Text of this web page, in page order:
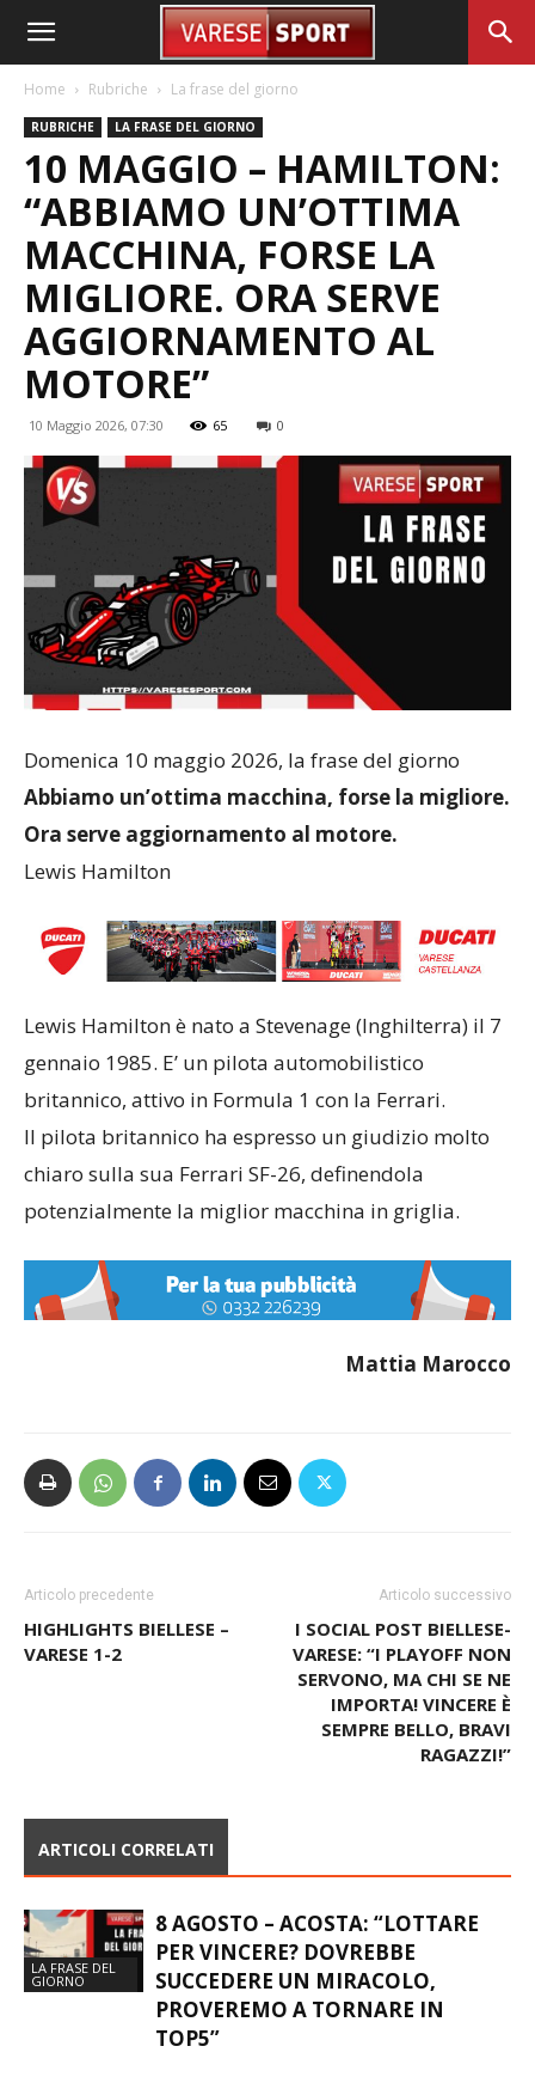
Home Rubriche La frase del giorno
RUBRICHE LA FRASE DEL GIORNO
10 MAGGIO – HAMILTON:
“ABBIAMO UN’OTTIMA
MACCHINA, FORSE LA
MIGLIORE. ORA SERVE
AGGIORNAMENTO AL
MOTORE”
10 Maggio 2026, 07:30 65 0
Domenica 10 maggio 2026, la frase del giorno
Abbiamo un’ottima macchina, forse la migliore.
Ora serve aggiornamento al motore.
Lewis Hamilton
Lewis Hamilton è nato a Stevenage (Inghilterra) il 7
gennaio 1985. E’ un pilota automobilistico
britannico, attivo in Formula 1 con la Ferrari.
Il pilota britannico ha espresso un giudizio molto
chiaro sulla sua Ferrari SF-26, definendola
potenzialmente la miglior macchina in griglia.
Mattia Marocco
Articolo precedente
HIGHLIGHTS BIELLESE –
VARESE 1-2
Articolo successivo
I SOCIAL POST BIELLESE-
VARESE: “I PLAYOFF NON
SERVONO, MA CHI SE NE
IMPORTA! VINCERE È
SEMPRE BELLO, BRAVI
RAGAZZI!”
ARTICOLI CORRELATI
LA FRASE DEL
GIORNO
8 AGOSTO – ACOSTA: “LOTTARE
PER VINCERE? DOVREBBE
SUCCEDERE UN MIRACOLO,
PROVEREMO A TORNARE IN
TOP5”